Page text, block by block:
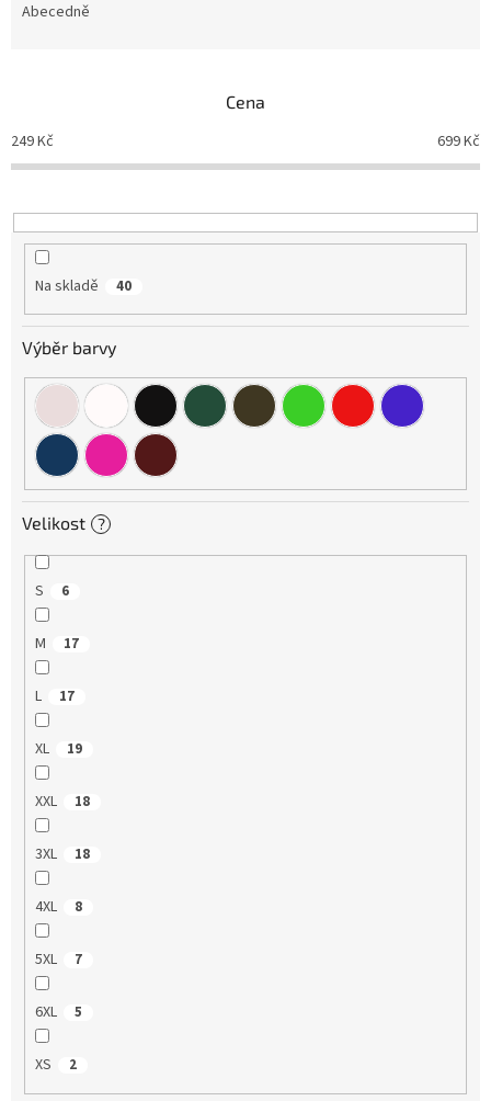
o
d
k
t
Abecedně
Cena
249Kč 699Kč
Na skladě 40
Výběr barvy
Velikost ?
S 6
M 17
L 17
XL 19
XXL 18
3XL 18
4XL 8
5XL 7
6XL 5
XS 2